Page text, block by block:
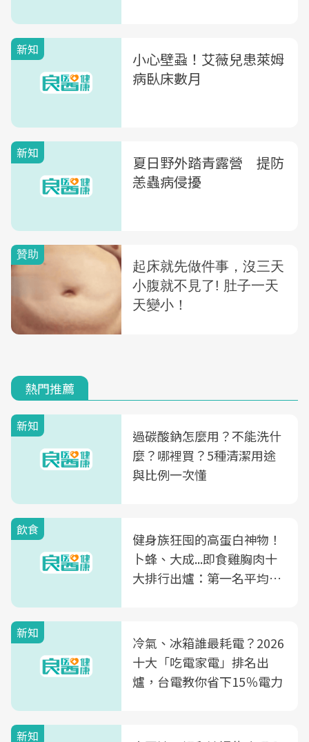
新知
小心壁蝨！艾薇兒患萊姆
病臥床數月
新知
夏日野外踏青露營 提防
恙蟲病侵擾
熱門推薦
新知
過碳酸鈉怎麼用？不能洗什
麼？哪裡買？5種清潔用途
與比例一次懂
飲食
健身族狂囤的高蛋白神物！
卜蜂、大成...即食雞胸肉十
大排行出爐：第一名平均一
新知
冷氣、冰箱誰最耗電？2026
十大「吃電家電」排名出
爐，台電教你省下15％電力
新知